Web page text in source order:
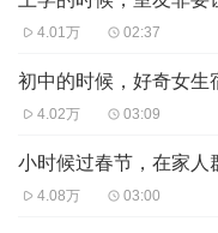
4.01万 02:37
4.02万 03:09
小时候过春节，在家人
4.08万 03:00